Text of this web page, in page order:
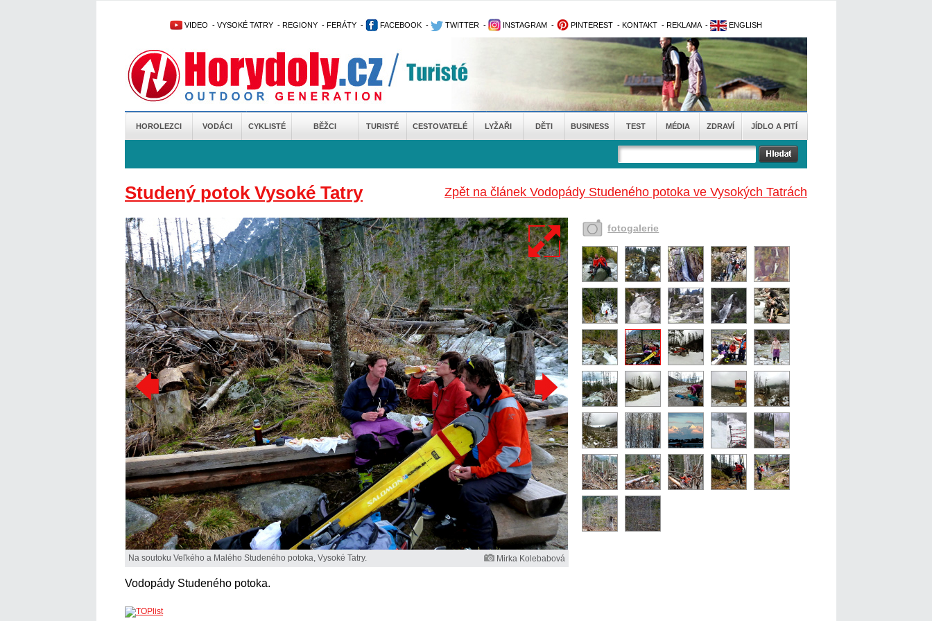
VIDEO - VYSOKÉ TATRY - REGIONY - FERÁTY - FACEBOOK - TWITTER - INSTAGRAM - PINTEREST - KONTAKT - REKLAMA - ENGLISH
HOROLEZCI VODÁCI CYKLISTÉ BĚŽCI TURISTÉ CESTOVATELÉ LYŽAŘI DĚTI BUSINESS TEST MÉDIA ZDRAVÍ JÍDLO A PITÍ
Zpět na článek Vodopády Studeného potoka ve Vysokých Tatrách
Studený potok Vysoké Tatry
Na soutoku Veľkého a Malého Studeného potoka, Vysoké Tatry. Mirka Kolebabová
Vodopády Studeného potoka.
fotogalerie